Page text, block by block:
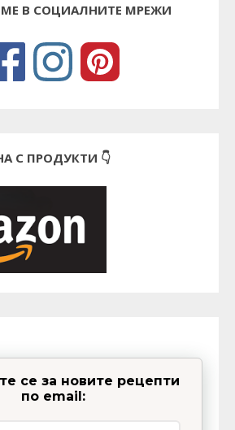
В СОЦИАЛНИТЕ МРЕЖИ
С ПРОДУКТИ 👇
се за новите рецепти
по email: